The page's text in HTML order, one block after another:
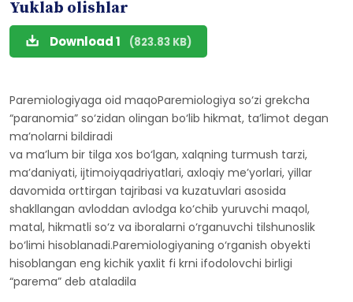
Yuklab olishlar
Download 1 (823.83 KB)
Paremiologiyaga oid maqoParemiologiya so‘zi grekcha
“paranomia” so‘zidan olingan bo‘lib hikmat, ta’limot degan
ma’nolarni bildiradi
va ma’lum bir tilga xos bo‘lgan, xalqning turmush tarzi,
ma’daniyati, ijtimoiyqadriyatlari, axloqiy me’yorlari, yillar
davomida orttirgan tajribasi va kuzatuvlari asosida
shakllangan avloddan avlodga ko‘chib yuruvchi maqol,
matal, hikmatli so‘z va iboralarni o‘rganuvchi tilshunoslik
bo‘limi hisoblanadi.Paremiologiyaning o‘rganish obyekti
hisoblangan eng kichik yaxlit fi krni ifodolovchi birligi
“parema” deb ataladila